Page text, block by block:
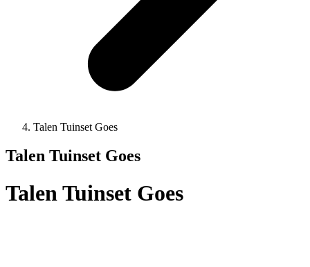
Talen Tuinset Goes
Talen Tuinset Goes
Talen Tuinset Goes